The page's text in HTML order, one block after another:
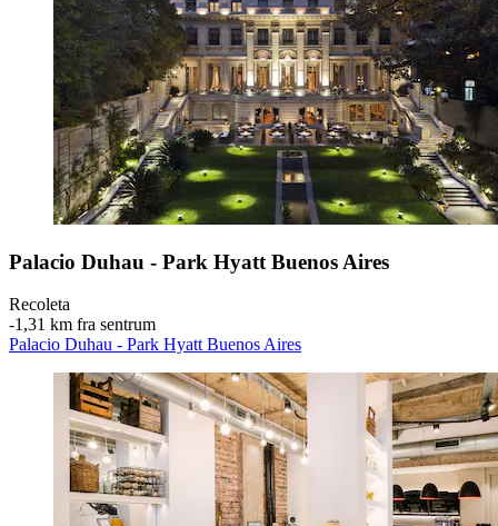
Palacio Duhau - Park Hyatt Buenos Aires
Recoleta
‐1,31 km fra sentrum
Palacio Duhau - Park Hyatt Buenos Aires